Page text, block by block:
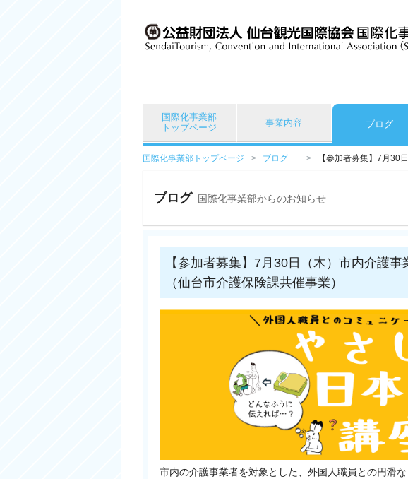
国際化事業部
トップページ
事業内容 ブログ
国際化事業部トップページ ブログ 【参加者募集】7月30
ブログ 国際化事業部からのお知らせ
【参加者募集】7月30日（木）市内介護
（仙台市介護保険課共催事業）
市内の介護事業者を対象とした、外国人職員との円滑